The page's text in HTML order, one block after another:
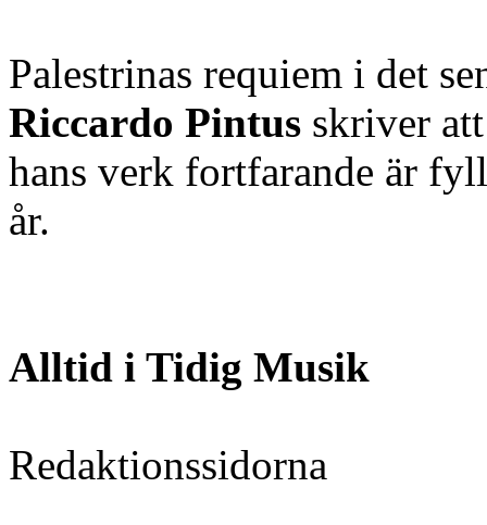
Palestrinas requiem i det
Riccardo Pintus skriver
hans verk fortfarande är
år.
Alltid i Tidig Musik
Redaktionssidorna